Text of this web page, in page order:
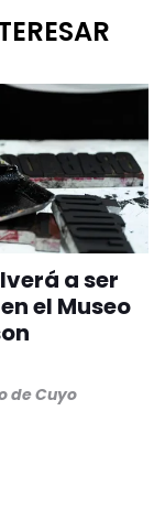
a ser
el Museo
de Cuyo